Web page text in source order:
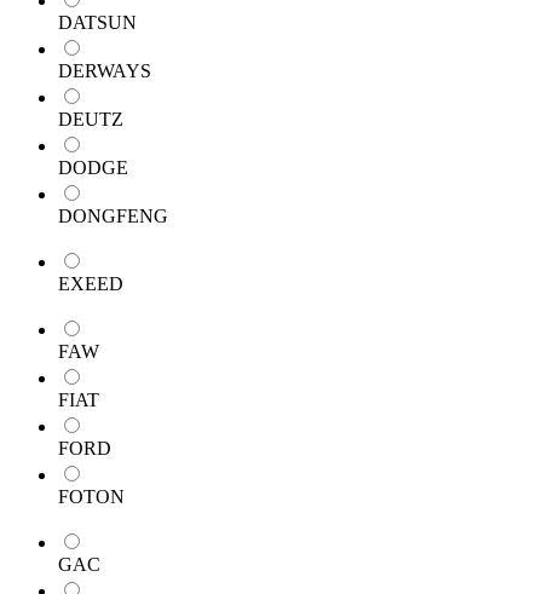
DATSUN
DERWAYS
DEUTZ
DODGE
DONGFENG
EXEED
FAW
FIAT
FORD
FOTON
GAC